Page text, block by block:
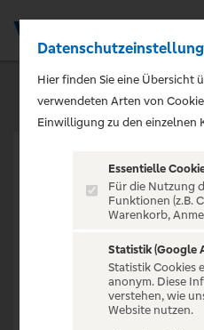
Hier finden Sie eine Übersicht
verwendeten Arten von
Einwilligung zu den einzelnen
Essentielle
Für die Nutzung
Funktionen (z.B.
Warenkorb,
Statistik (Google
Statistik Cookies
anonym. Diese
verstehen, wie
Website nutzen.